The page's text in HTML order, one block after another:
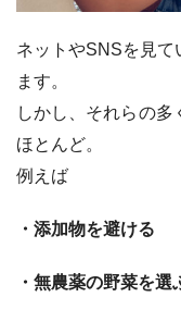
ネットやSNSを見て
ます。
しかし、それらの
ほとんど。
例えば
・添加物を避ける
・無農薬の野菜を選